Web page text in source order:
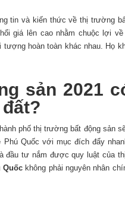
tin và kiến thức về thị trường
giá lên cao nhằm chuộc lợi
hoàn toàn khác nhau. Họ
sản 2021
phố thị trường bất động sản
Quốc với mục đích đẩy
đầu tư nắm được quy luật của
Quốc không phải nguyên nhân